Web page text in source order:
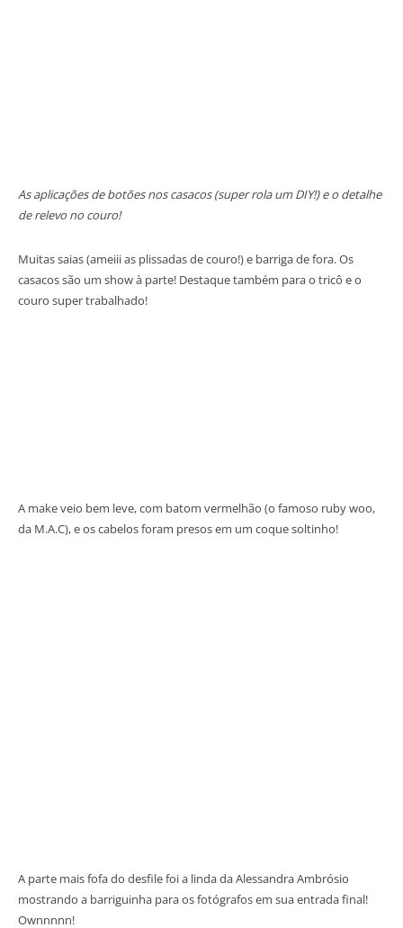
As aplicações de botões nos casacos (super rola um DIY!) e o detalhe
de relevo no couro!
Muitas saias (ameiii as plissadas de couro!) e barriga de fora. Os
casacos são um show à parte! Destaque também para o tricô e o
couro super trabalhado!
A make veio bem leve, com batom vermelhão (o famoso ruby woo,
da M.A.C), e os cabelos foram presos em um coque soltinho!
A parte mais fofa do desfile foi a linda da Alessandra Ambrósio
mostrando a barriguinha para os fotógrafos em sua entrada final!
Ownnnnn!